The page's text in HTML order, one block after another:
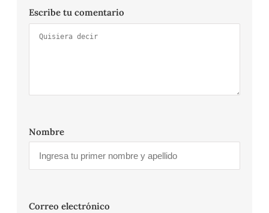
Escribe tu comentario
Nombre
Correo electrónico